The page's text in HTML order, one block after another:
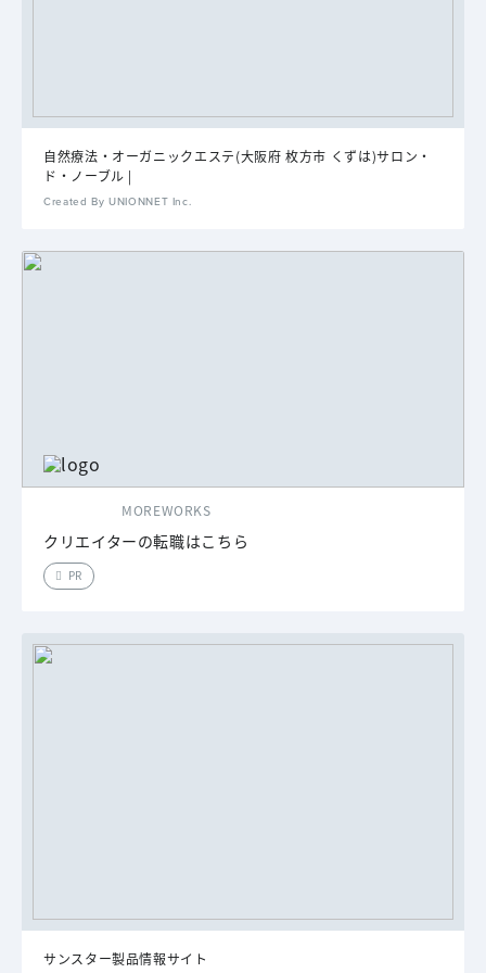
自然療法・オーガニックエステ(大阪府 枚方市 くずは)サロン・
ド・ノーブル |
Created By UNIONNET Inc.
MOREWORKS
クリエイターの転職はこちら
PR
サンスター製品情報サイト